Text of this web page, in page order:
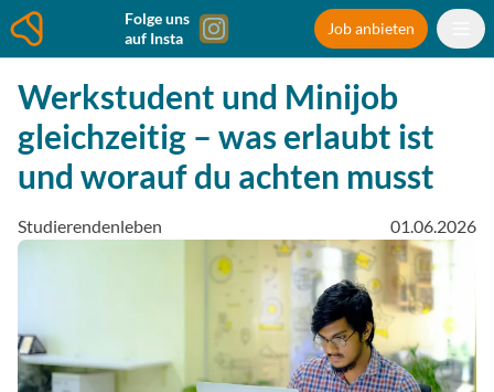
Folge uns
auf Insta
Job anbieten
Werkstudent und Minijob
gleichzeitig – was erlaubt ist
und worauf du achten musst
Studierendenleben 01.06.2026